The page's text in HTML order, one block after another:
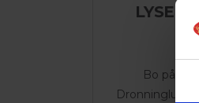
LYSE
Bo på
Dronninglund